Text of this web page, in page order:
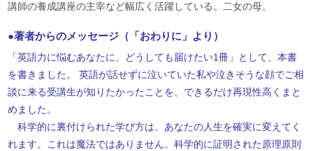
講師の養成講座の主宰など幅広く活躍している。二女の母。
●著者からのメッセージ（「おわりに」より）
「英語力に悩むあなたに、どうしても届けたい1冊」として、本書
を書きました。 英語が話せずに泣いていた私や泣きそうな顔でご相
談に来る受講生が知りたかったことを、できるだけ再現性高くまと
めました。
科学的に裏付けられた学び方は、あなたの人生を確実に変えてく
れます。これは魔法ではありません。科学的に証明された原理原則